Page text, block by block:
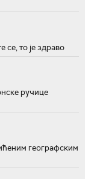
се, то је здраво
ручице
географским